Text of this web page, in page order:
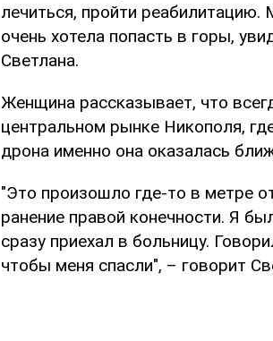
лечиться, пройти реабилитацию.
очень хотела попасть в горы,
Светлана.
Женщина рассказывает, что
центральном рынке Никополя,
дрона именно она оказалась
"Это произошло где-то в метре
ранение правой конечности. Я
сразу приехал в больницу.
чтобы меня спасли", – говорит